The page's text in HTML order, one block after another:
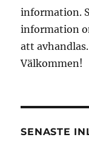
information.
information
att
Välkommen!
SENASTE